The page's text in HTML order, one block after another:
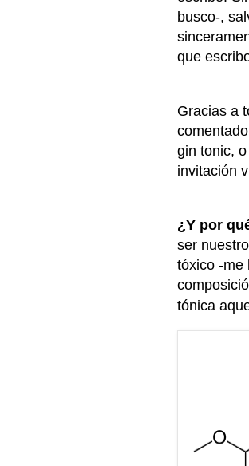
busco-,
que
Gracias a
gin tonic,
invitación
¿Y por
ser
tóxico -me
tónica